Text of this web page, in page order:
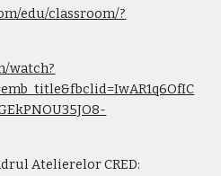
edu/classroom/?
watch?